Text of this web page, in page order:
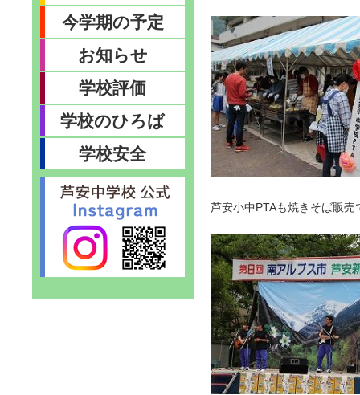
今学期の予定
お知らせ
学校評価
学校のひろば
学校安全
芦安小中PTAも焼きそば販売